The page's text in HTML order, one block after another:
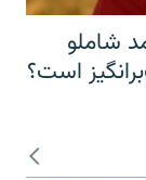
شاملو
است؟